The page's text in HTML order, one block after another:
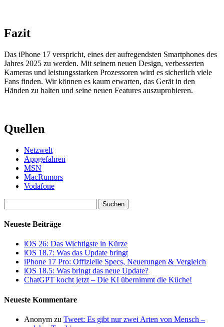
Fazit
Das iPhone 17 verspricht, eines der aufregendsten Smartphones des
Jahres 2025 zu werden. Mit seinem neuen Design, verbesserten
Kameras und leistungsstarken Prozessoren wird es sicherlich viele
Fans finden. Wir können es kaum erwarten, das Gerät in den
Händen zu halten und seine neuen Features auszuprobieren.
Quellen
Netzwelt
Appgefahren
MSN
MacRumors
Vodafone
nach:
Neueste Beiträge
iOS 26: Das Wichtigste in Kürze
iOS 18.7: Was das Update bringt
iPhone 17 Pro: Offizielle Specs, Neuerungen & Vergleich
iOS 18.5: Was bringt das neue Update?
ChatGPT kocht jetzt – Die KI übernimmt die Küche!
Neueste Kommentare
Anonym zu Tweet: Es gibt nur zwei Arten von Mensch –